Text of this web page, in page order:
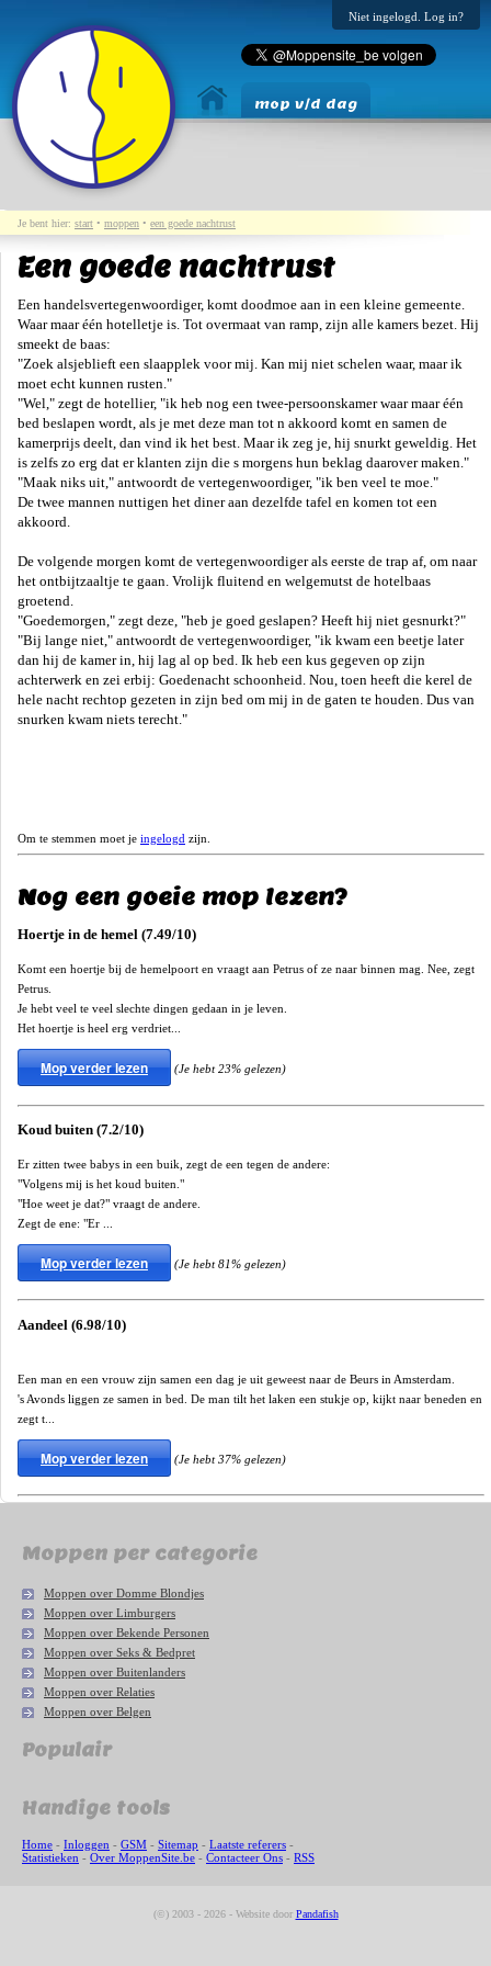
Niet ingelogd. Log in?
mop v/d dag
Je bent hier: start • moppen • een goede nachtrust
Een goede nachtrust
Een handelsvertegenwoordiger, komt doodmoe aan in een kleine gemeente.
Waar maar één hotelletje is. Tot overmaat van ramp, zijn alle kamers bezet. Hij
smeekt de baas:
"Zoek alsjeblieft een slaapplek voor mij. Kan mij niet schelen waar, maar ik
moet echt kunnen rusten."
"Wel," zegt de hotellier, "ik heb nog een twee-persoonskamer waar maar één
bed beslapen wordt, als je met deze man tot n akkoord komt en samen de
kamerprijs deelt, dan vind ik het best. Maar ik zeg je, hij snurkt geweldig. Het
is zelfs zo erg dat er klanten zijn die s morgens hun beklag daarover maken."
"Maak niks uit," antwoordt de vertegenwoordiger, "ik ben veel te moe."
De twee mannen nuttigen het diner aan dezelfde tafel en komen tot een
akkoord.
De volgende morgen komt de vertegenwoordiger als eerste de trap af, om naar
het ontbijtzaaltje te gaan. Vrolijk fluitend en welgemutst de hotelbaas
groetend.
"Goedemorgen," zegt deze, "heb je goed geslapen? Heeft hij niet gesnurkt?"
"Bij lange niet," antwoordt de vertegenwoordiger, "ik kwam een beetje later
dan hij de kamer in, hij lag al op bed. Ik heb een kus gegeven op zijn
achterwerk en zei erbij: Goedenacht schoonheid. Nou, toen heeft die kerel de
hele nacht rechtop gezeten in zijn bed om mij in de gaten te houden. Dus van
snurken kwam niets terecht."
Om te stemmen moet je ingelogd zijn.
Nog een goeie mop lezen?
Hoertje in de hemel (7.49/10)
Komt een hoertje bij de hemelpoort en vraagt aan Petrus of ze naar binnen mag. Nee, zegt
Petrus.
Je hebt veel te veel slechte dingen gedaan in je leven.
Het hoertje is heel erg verdriet...
Mop verder lezen (Je hebt 23% gelezen)
Koud buiten (7.2/10)
Er zitten twee babys in een buik, zegt de een tegen de andere:
"Volgens mij is het koud buiten."
"Hoe weet je dat?" vraagt de andere.
Zegt de ene: "Er ...
Mop verder lezen (Je hebt 81% gelezen)
Aandeel (6.98/10)
Een man en een vrouw zijn samen een dag je uit geweest naar de Beurs in Amsterdam.
's Avonds liggen ze samen in bed. De man tilt het laken een stukje op, kijkt naar beneden en
zegt t...
Mop verder lezen (Je hebt 37% gelezen)
Moppen per categorie
Moppen over Domme Blondjes
Moppen over Limburgers
Moppen over Bekende Personen
Moppen over Seks & Bedpret
Moppen over Buitenlanders
Moppen over Relaties
Moppen over Belgen
Populair
Handige tools
Home - Inloggen - GSM - Sitemap - Laatste referers -
Statistieken - Over MoppenSite.be - Contacteer Ons - RSS
(©) 2003 - 2026 - Website door Pandafish